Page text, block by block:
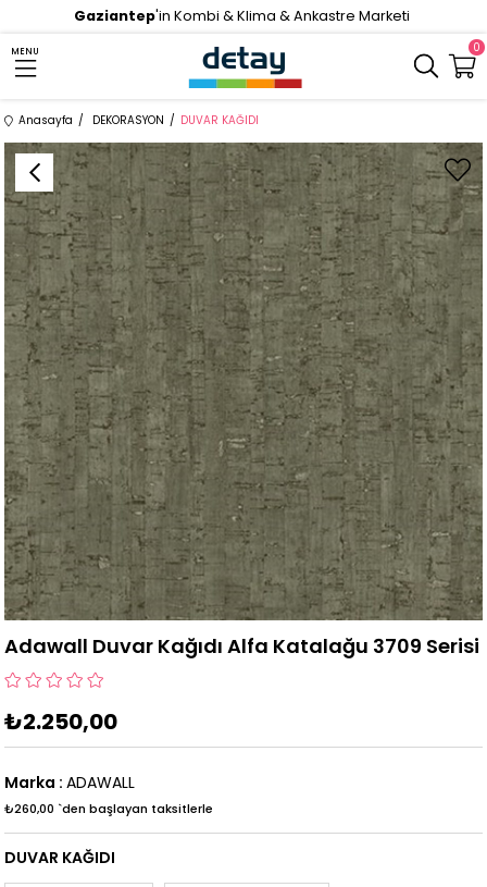
Gaziantep'in Kombi & Klima & Ankastre Marketi
MENU 0
Anasayfa DEKORASYON DUVAR KAĞIDI
Adawall Duvar Kağıdı Alfa Katalağu 3709 Serisi
₺2.250,00
Marka : ADAWALL
₺260,00 `den başlayan taksitlerle
DUVAR KAĞIDI